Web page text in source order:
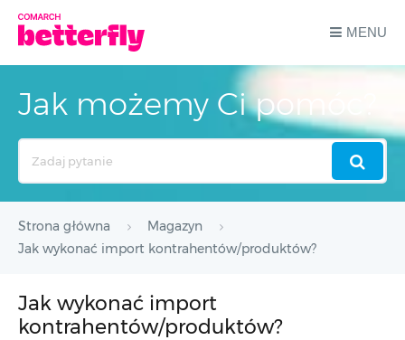
MENU
Jak możemy Ci pomóc?
Strona główna
Magazyn
Jak wykonać import kontrahentów/produktów?
Jak wykonać import
kontrahentów/produktów?